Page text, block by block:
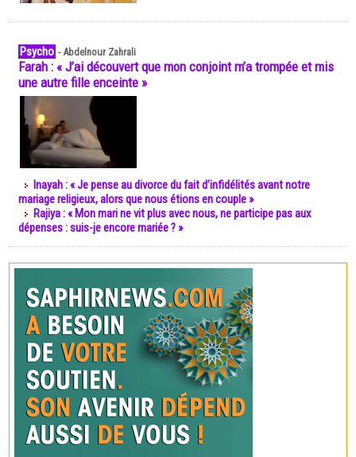
Psycho -Abdelnour Zahrali
Farah : « J’ai découvert que mon conjoint m’a trompée et mis
une autre fille enceinte »
Inayah : « Je pense au divorce du fait d’infidélités avant notre
mariage religieux, alors que nous étions en couple »
Rajiya : « Mon mari ne vit plus avec nous, ne participe pas aux
dépenses : suis-je encore mariée ? »